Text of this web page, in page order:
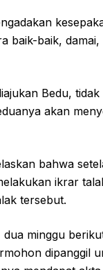
baik-baik,
Bedu, tidak
akan
bahwa
ikrar
tersebut.
minggu
dipanggil